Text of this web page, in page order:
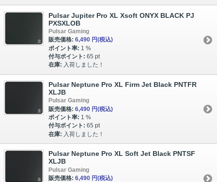
Pulsar Jupiter Pro XL Xsoft ONYX BLACK PJ
PXSXLOB
Pulsar Gaming
販売価格: 6,490 円(税込)
ポイント率: 1 %
付与ポイント: 65 pt
在庫: 入荷しました！
Pulsar Neptune Pro XL Firm Jet Black PNTFR
XLJB
Pulsar Gaming
販売価格: 6,490 円(税込)
ポイント率: 1 %
付与ポイント: 65 pt
在庫: 入荷しました！
Pulsar Neptune Pro XL Soft Jet Black PNTSF
XLJB
Pulsar Gaming
販売価格: 6,490 円(税込)